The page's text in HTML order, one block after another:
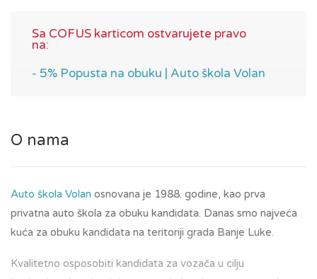
Sa COFUS karticom ostvarujete pravo
na:
- 5% Popusta na obuku | Auto škola Volan
O nama
Auto škola Volan osnovana je 1988. godine, kao prva
privatna auto škola za obuku kandidata. Danas smo najveća
kuća za obuku kandidata na teritoriji grada Banje Luke.
Kvalitetno osposobiti kandidata za vozača u cilju